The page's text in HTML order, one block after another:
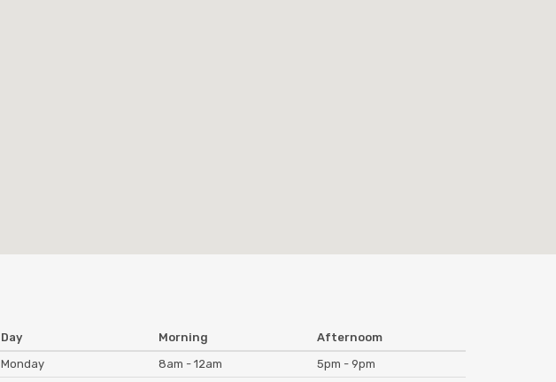
Day Morning
Afternoom
Monday
8am - 12am
5pm - 9pm